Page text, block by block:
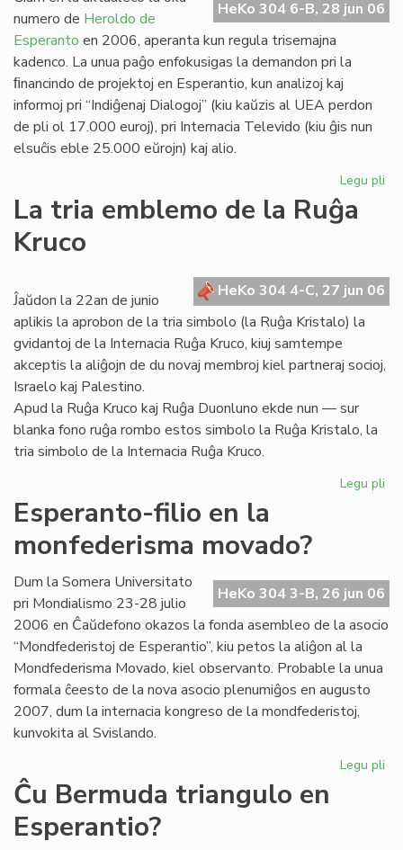
HeKo 304 6-B, 28 jun 06
numero de Heroldo de
Esperanto en 2006, aperanta kun regula trisemajna
kadenco. La unua paĝo enfokusigas la demandon pri la
ﬁnancindo de projektoj en Esperantio, kun analizoj kaj
informoj pri “Indiĝenaj Dialogoj” (kiu kaŭzis al UEA perdon
de pli ol 17.000 euroj), pri Internacia Televido (kiu ĝis nun
elsuĉis eble 25.000 eŭrojn) kaj alio.
Legu pli
La tria emblemo de la Ruĝa
Kruco
HeKo 304 4-C, 27 jun 06
Ĵaŭdon la 22an de junio
aplikis la aprobon de la tria simbolo (la Ruĝa Kristalo) la
gvidantoj de la Internacia Ruĝa Kruco, kiuj samtempe
akceptis la aliĝojn de du novaj membroj kiel partneraj socioj,
Israelo kaj Palestino.
Apud la Ruĝa Kruco kaj Ruĝa Duonluno ekde nun — sur
blanka fono ruĝa rombo estos simbolo la Ruĝa Kristalo, la
tria simbolo de la Internacia Ruĝa Kruco.
Legu pli
la
Esperanto-filio en la
monfederisma movado?
HeKo 304 3-B, 26 jun 06
Dum la Somera Universitato
pri Mondialismo 23-28 julio
2006 en Ĉaŭdefono okazos la fonda asembleo de la asocio
“Mondfederistoj de Esperantio”, kiu petos la aliĝon al la
Mondfederisma Movado, kiel observanto. Probable la unua
formala ĉeesto de la nova asocio plenumiĝos en augusto
2007, dum la internacia kongreso de la mondfederistoj,
kunvokita al Svislando.
Legu pli
Ĉu Bermuda triangulo en
Esperantio?